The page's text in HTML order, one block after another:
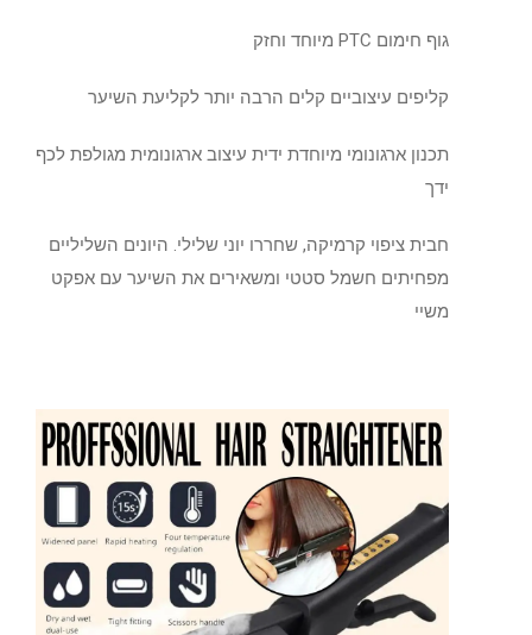
גוף חימום PTC מיוחד וחזק
קליפים עיצוביים קלים הרבה יותר לקליעת השיער
תכנון ארגונומי מיוחדת ידית עיצוב ארגונומית מגולפת לכף
ידך
חבית ציפוי קרמיקה, שחררו יוני שלילי. היונים השליליים
מפחיתים חשמל סטטי ומשאירים את השיער עם אפקט
משיי